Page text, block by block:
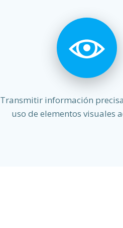
Transmitir información
uso de elementos visuales